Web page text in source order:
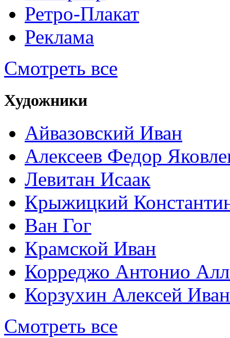
Ретро-Плакат
Реклама
Смотреть все
Художники
Айвазовский Иван
Алексеев Федор
Левитан Исаак
Крыжицкий
Ван Гог
Крамской Иван
Корреджо Антонио
Корзухин Алексей
Смотреть все